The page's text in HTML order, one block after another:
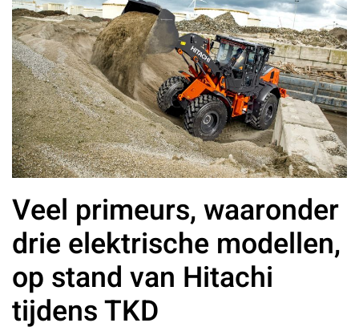
Veel primeurs, waaronder
drie elektrische modellen,
op stand van Hitachi
tijdens TKD